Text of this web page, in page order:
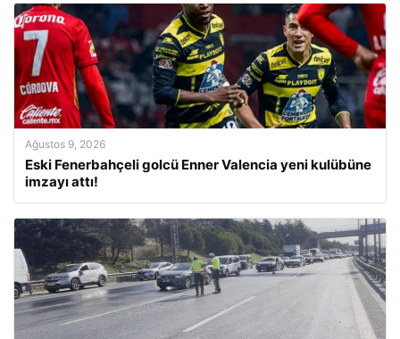
Ağustos 9, 2026
Eski Fenerbahçeli golcü Enner Valencia yeni kulübüne
imzayı attı!